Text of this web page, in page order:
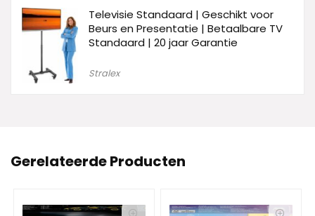
Televisie Standaard | Geschikt voor
Beurs en Presentatie | Betaalbare TV
Standaard | 20 jaar Garantie
Stralex
Gerelateerde Producten